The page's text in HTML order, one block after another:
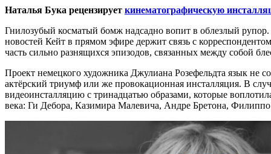
Наталья Бука рецензирует кинематографическую
Гнилозубый косматый бомж надсадно вопит в облезлый
новостей Кейт в прямом эфире держит связь с
часть сильно разнящихся эпизодов, связанных между собой
Проект немецкого художника Джулиана Розефельдта язык не
актёрский триумф или же провокационная инсталляция. В
видеоинсталляцию с тринадцатью образами, которые
века: Ги Дебора, Казимира Малевича, Андре Бретона,